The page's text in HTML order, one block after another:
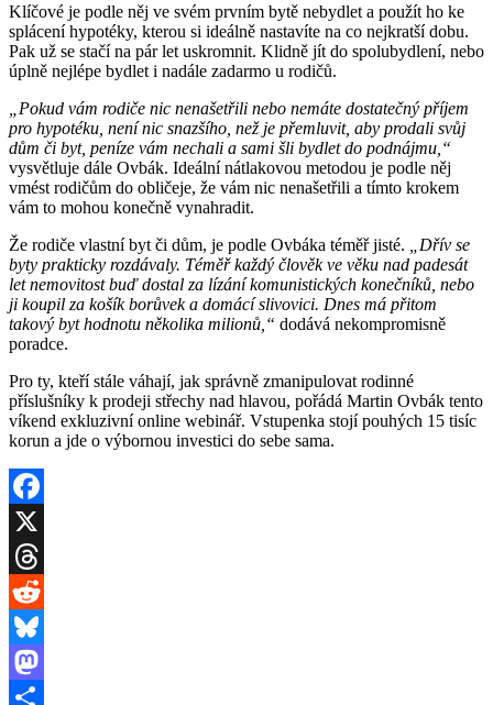
Klíčové je podle něj ve svém prvním bytě nebydlet a použít ho ke
splácení hypotéky, kterou si ideálně nastavíte na co nejkratší dobu.
Pak už se stačí na pár let uskromnit. Klidně jít do spolubydlení, nebo
úplně nejlépe bydlet i nadále zadarmo u rodičů.
„Pokud vám rodiče nic nenašetřili nebo nemáte dostatečný příjem
pro hypotéku, není nic snazšího, než je přemluvit, aby prodali svůj
dům či byt, peníze vám nechali a sami šli bydlet do podnájmu,“
vysvětluje dále Ovbák. Ideální nátlakovou metodou je podle něj
vmést rodičům do obličeje, že vám nic nenašetřili a tímto krokem
vám to mohou konečně vynahradit.
Že rodiče vlastní byt či dům, je podle Ovbáka téměř jisté.
„Dřív se
byty prakticky rozdávaly. Téměř každý člověk ve věku nad padesát
let nemovitost buď dostal za lízání komunistických konečníků, nebo
ji koupil za košík borůvek a domácí slivovici. Dnes má přitom
takový byt hodnotu několika milionů,“ dodává nekompromisně
poradce.
Pro ty, kteří stále váhají, jak správně zmanipulovat rodinné
příslušníky k prodeji střechy nad hlavou, pořádá Martin Ovbák tento
víkend exkluzivní online webinář. Vstupenka stojí pouhých 15 tisíc
korun a jde o výbornou investici do sebe sama.
Facebook
X
Threads
Reddit
Bluesky
Mastodon